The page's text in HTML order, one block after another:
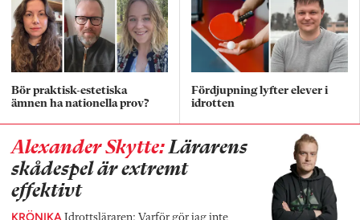
Bör praktisk-estetiska
ämnen ha nationella prov?
Fördjupning lyfter elever i
idrotten
Alexander Skytte:Lärarens
skådespel är extremt
effektivt
KRÖNIKA